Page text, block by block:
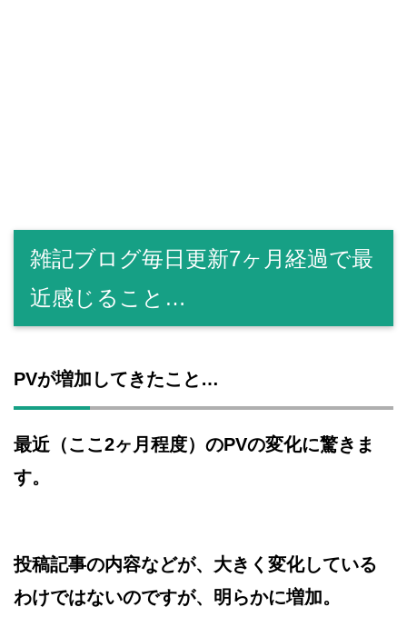
雑記ブログ毎日更新7ヶ月経過で最
近感じること…
PVが増加してきたこと…
最近（ここ2ヶ月程度）のPVの変化に驚きま
す。
投稿記事の内容などが、大きく変化している
わけではないのですが、明らかに増加。